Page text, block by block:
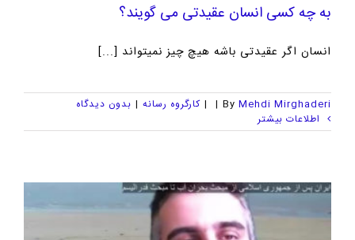
به چه کسی انسان عقیدتی می گویند؟
انسان اگر عقیدتی باشه هیچ چیز نمیتواند [...]
By Mehdi Mirghaderi
|
| کارگروه رسانه | بدون ديدگاه
اطلاعات بیشتر